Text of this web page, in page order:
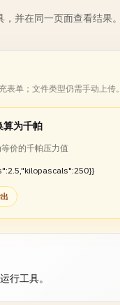
并在同一页面查看结果。
表单；文件类型仍需手动上传。
算为千帕
价的千帕压力值
行工具。